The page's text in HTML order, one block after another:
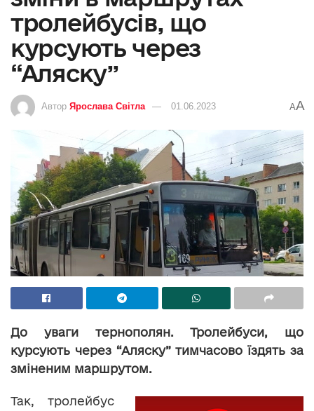
тролейбусів, що
курсують через
“Аляску”
Автор Ярослава Світла 01.06.2023 AA
До уваги тернополян. Тролейбуси, що
курсують через “Аляску” тимчасово їздять за
зміненим маршрутом.
Так, тролейбус